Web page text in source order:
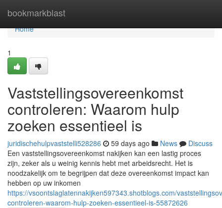
bookmarkblast
Home
Home
1
Vaststellingsovereenkomst
controleren: Waarom hulp
zoeken essentieel is
juridischehulpvaststelli528286 59 days ago News
Discuss
Een vaststellingsovereenkomst nakijken kan een lastig proces
zijn, zeker als u weinig kennis hebt met arbeidsrecht. Het is
noodzakelijk om te begrijpen dat deze overeenkomst impact kan
hebben op uw inkomen
https://vsoontslaglatennakijken597343.shotblogs.com/
controleren-waarom-hulp-zoeken-essentieel-is-55872626